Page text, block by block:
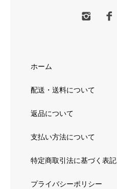
ホーム
配送・送料について
返品について
支払い方法について
特定商取引法に基づく表記
プライバシーポリシー